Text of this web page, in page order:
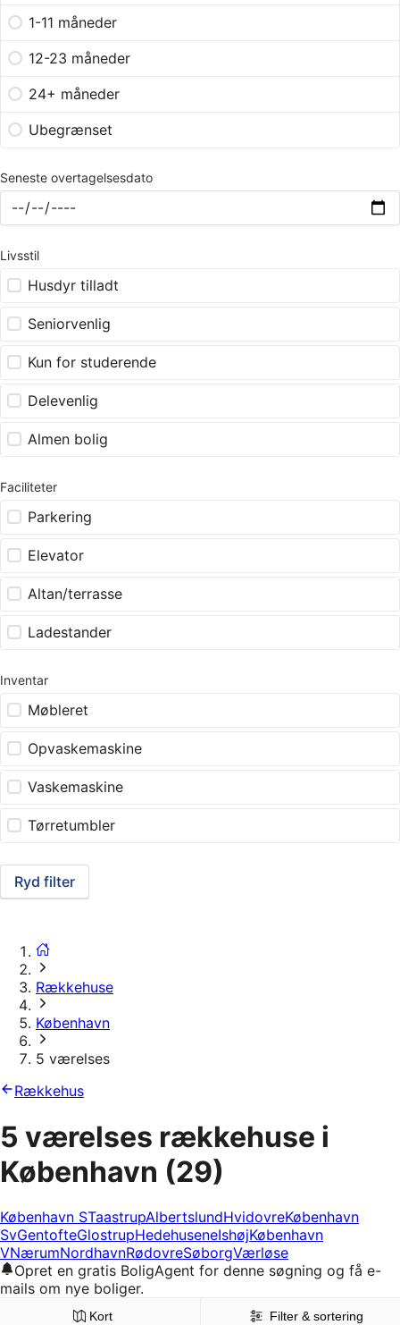
1-11 måneder
12-23 måneder
24+ måneder
Ubegrænset
Seneste overtagelsesdato
Livsstil
Husdyr tilladt
Seniorvenlig
Kun for studerende
Delevenlig
Almen bolig
Faciliteter
Parkering
Elevator
Altan/terrasse
Ladestander
Inventar
Møbleret
Opvaskemaskine
Vaskemaskine
Tørretumbler
Ryd filter
Rækkehuse
København
5 værelses
Rækkehus
5 værelses rækkehuse i
København (29)
København STaastrupAlbertslundHvidovreKøbenhavn
SvGentofteGlostrupHedehuseneIshøjKøbenhavn
VNærumNordhavnRødovreSøborgVærløse
Opret en gratis BoligAgent for denne søgning og få e-
mails om nye boliger.
Kort Filter & sortering